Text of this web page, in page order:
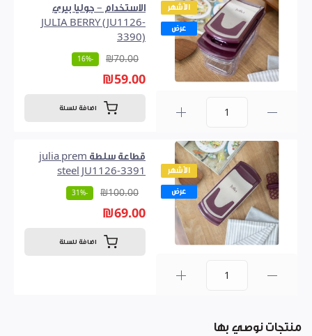
الأشهر
عرض
الاستخدام – جوليا بيري
JULIA BERRY (JU1126-
3390)
₪70.00
-16%
₪59.00
اضافة للسلة
الأشهر
عرض
قطاعة سلطة julia prem
steel JU1126-3391
₪100.00
-31%
₪69.00
اضافة للسلة
منتجات نوصي بها